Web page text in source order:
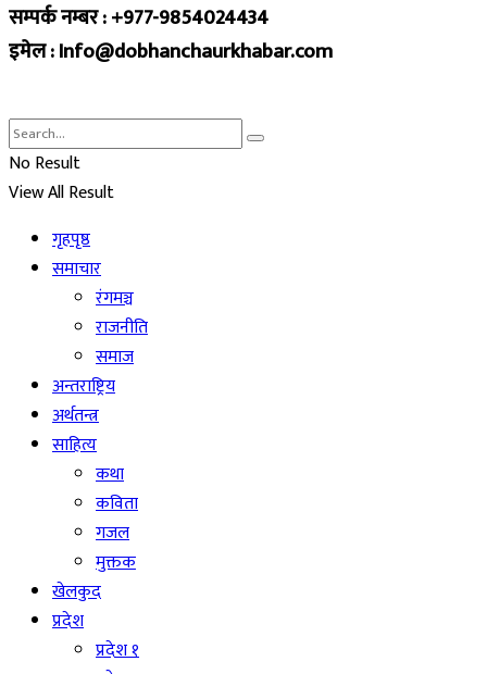
सम्पर्क नम्बर : +977-9854024434
इमेल : Info@dobhanchaurkhabar.com
No Result
View All Result
गृहपृष्ठ
समाचार
रंगमञ्च
राजनीति
समाज
अन्तराष्ट्रिय
अर्थतन्त्र
साहित्य
कथा
कविता
गजल
मुक्तक
खेलकुद
प्रदेश
प्रदेश १